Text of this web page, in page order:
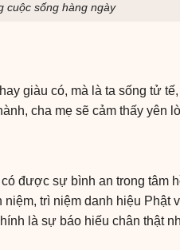
cuộc sống hàng ngày
giàu có, mà là ta sống tử
cha mẹ sẽ cảm thấy yên
được sự bình an trong tâm
trì niệm danh hiệu Phật
là sự báo hiếu chân thật